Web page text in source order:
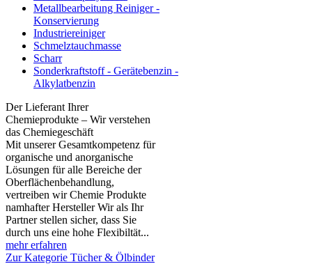
Metallbearbeitung Reiniger -
Konservierung
Industriereiniger
Schmelztauchmasse
Scharr
Sonderkraftstoff - Gerätebenzin -
Alkylatbenzin
Der Lieferant Ihrer
Chemieprodukte – Wir verstehen
das Chemiegeschäft
Mit unserer Gesamtkompetenz für
organische und anorganische
Lösungen für alle Bereiche der
Oberflächenbehandlung,
vertreiben wir Chemie Produkte
namhafter Hersteller Wir als Ihr
Partner stellen sicher, dass Sie
durch uns eine hohe Flexibiltät...
mehr erfahren
Zur Kategorie Tücher & Ölbinder